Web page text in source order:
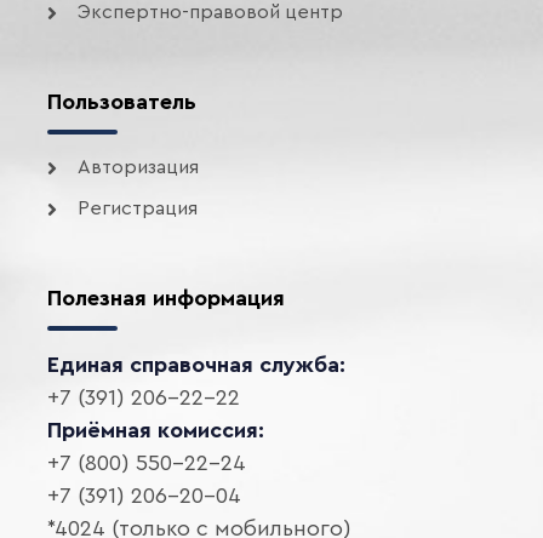
Экспертно-правовой центр
Пользователь
Авторизация
Регистрация
Полезная информация
Единая справочная служба:
+7 (391) 206-22-22
Приёмная комиссия:
+7 (800) 550-22-24
+7 (391) 206-20-04
*4024 (только с мобильного)